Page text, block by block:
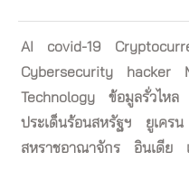
AI covid-19
Cybersecurity
hacker
Technology
ข้อมูลรั่วไหล
ประเด็นร้อนสหรัฐฯ
ยูเครน
สหราชอาณาจักร
อินเดีย